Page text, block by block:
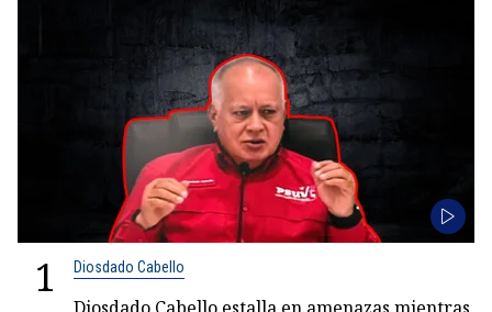
1 Diosdado Cabello